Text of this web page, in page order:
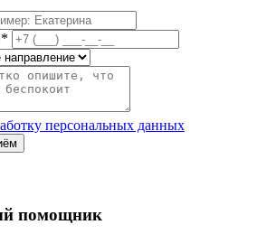
*
персональных данных
помощник